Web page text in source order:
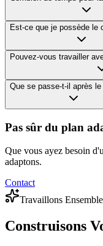
Est-ce que je possède le
Pouvez-vous travailler
Que se passe-t-il après
Pas sûr du plan
Que vous ayez besoin
adaptons.
Contact
Travaillons Ensemble
Construisons